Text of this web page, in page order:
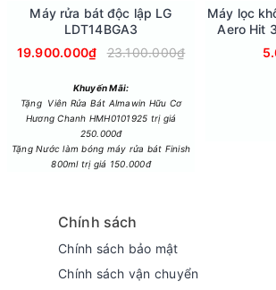
tích hợp công nghệ α8 AI
thước lớn.
Máy rửa bát độc lập LG
LDT14BGA3
19.900.000₫
23.100.000₫
Khuyến Mãi:
Tặng Viên Rửa Bát Almawin Hữu Cơ
Hương Chanh HMH0101925 trị giá
250.000đ
Tặng Nước làm bóng máy rửa bát Finish
800ml trị giá 150.000đ
Máy lọc
Chính sách
Chính sách bảo mật
Chính sách vận chuyển